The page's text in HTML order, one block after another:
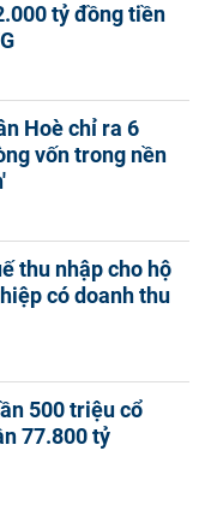
tỷ đồng tiền
Hoè chỉ ra 6
vốn trong nền
thu nhập cho hộ
có doanh thu
500 triệu cổ
77.800 tỷ